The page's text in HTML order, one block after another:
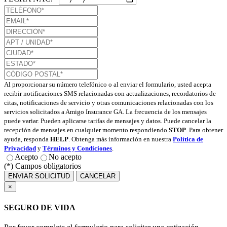
Al proporcionar su número telefónico o al enviar el formulario, usted acepta
recibir notificaciones SMS relacionadas con actualizaciones, recordatorios de
citas, notificaciones de servicio y otras comunicaciones relacionadas con los
servicios solicitados a Amigo Insurance GA. La frecuencia de los mensajes
puede variar. Pueden aplicarse tarifas de mensajes y datos. Puede cancelar la
recepción de mensajes en cualquier momento respondiendo STOP. Para obtener
ayuda, responda HELP. Obtenga más información en nuestra Política de
Privacidad y Términos y Condiciones.
Acepto
No acepto
(*) Campos obligatorios
ENVIAR SOLICITUD
CANCELAR
×
SEGURO DE VIDA